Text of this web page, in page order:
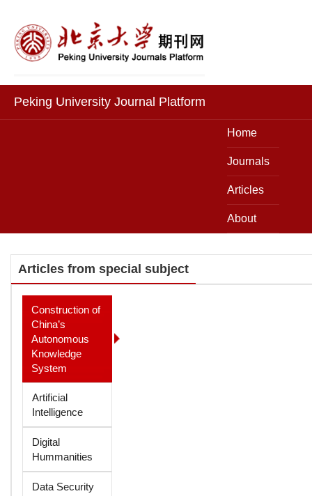
Peking University Journal Platform
Home
Journals
Articles
About
Articles from special subject
Construction of
China’s
Autonomous
Knowledge
System
Artificial
Intelligence
Digital
Hummanities
Data Security